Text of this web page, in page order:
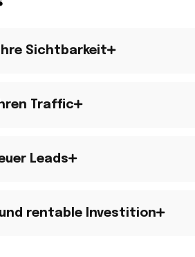
Sichtbarkeit
Traffic
Leads
rentable Investition